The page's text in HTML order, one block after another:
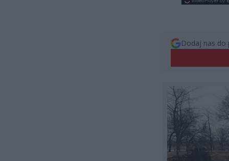
Dodaj nas do